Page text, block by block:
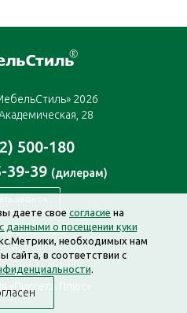
2026
28
500-180
39-39 (дилерам)
звонок
сайта —
«Пиксель Плюс»
даете свое согласие на
данными о посещении куки
необходимых нам
сайта, в соответствии с
.